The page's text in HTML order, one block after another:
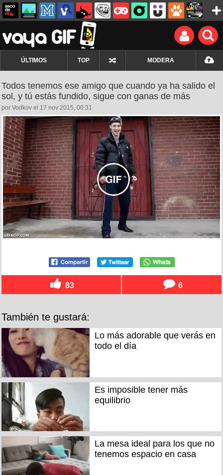
ÚLTIMOS TOP MODERA
Todos tenemos ese amigo que cuando ya ha salido el
sol, y tú estás fundido, sigue con ganas de más
por Vodkov el 17 nov 2015, 00:31
83 6
También te gustará:
Lo más adorable que verás en
todo el día
Es imposible tener más
equilibrio
La mesa ideal para los que no
tenemos espacio en casa